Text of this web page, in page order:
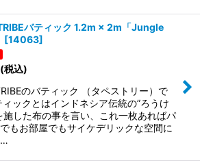
バティック 1.2m × 2m「Jungle
[14063]
(税込)
のバティック （タペストリー）で
ックとはインドネシア伝統の”ろうけ
施した布の事を言い、これ一枚あればパ
もお部屋でもサイケデリックな空間に
…